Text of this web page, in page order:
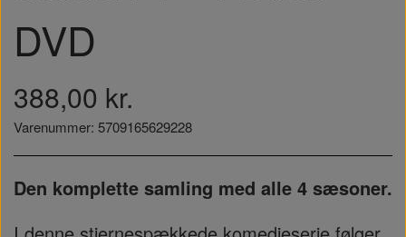
DVD
388,00 kr.
Varenummer: 5709165629228
Den komplette samling med alle 4 sæsoner.